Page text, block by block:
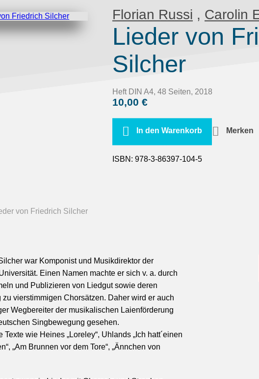
Florian Russi , Carolin
Lieder von
Silcher
Heft DIN A4, 48 Seiten, 2018
10,00 €
In den Warenkorb Merken
ISBN: 978-3-86397-104-5
von Friedrich Silcher
war Komponist und Musikdirektor der
Einen Namen machte er sich v. a. durch
und Publizieren von Liedgut sowie deren
zu vierstimmigen Chorsätzen. Daher wird er auch
Wegbereiter der musikalischen Laienförderung
Singbewegung gesehen.
Texte wie Heines „Loreley“, Uhlands „Ich hatt´einen
„Am Brunnen vor dem Tore“, „Ännchen von